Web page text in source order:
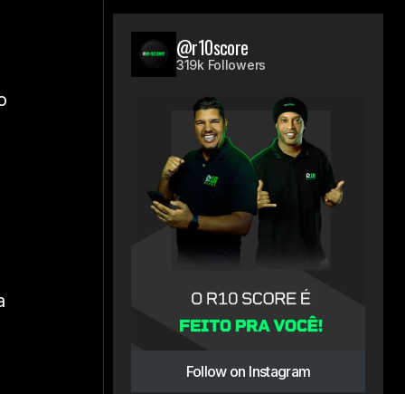
@r10score
319k Followers
Follow on Instagram